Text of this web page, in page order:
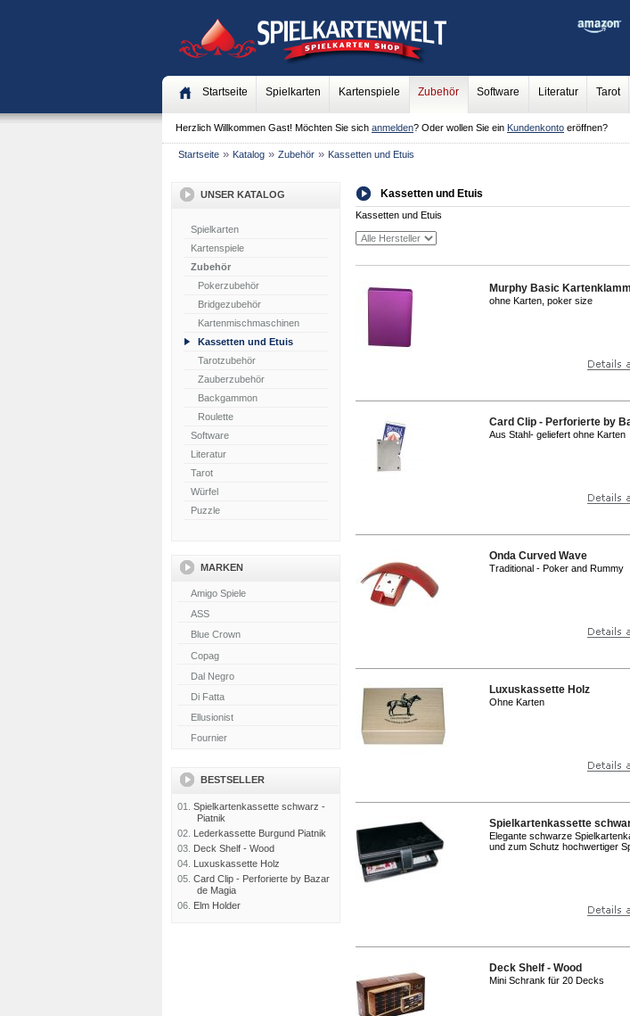
Startseite Spielkarten Kartenspiele Zubehör Software Literatur Tarot
Herzlich Willkommen Gast! Möchten Sie sich anmelden? Oder wollen Sie ein Kundenkonto eröffnen?
Startseite » Katalog » Zubehör » Kassetten und Etuis
UNSER KATALOG
Spielkarten
Kartenspiele
Zubehör
Pokerzubehör
Bridgezubehör
Kartenmischmaschinen
Kassetten und Etuis
Tarotzubehör
Zauberzubehör
Backgammon
Roulette
Software
Literatur
Tarot
Würfel
Puzzle
MARKEN
BESTSELLER
01. Spielkartenkassette schwarz -
Piatnik
02. Lederkassette Burgund Piatnik
03. Deck Shelf - Wood
04. Luxuskassette Holz
05. Card Clip - Perforierte by Bazar
de Magia
06. Elm Holder
Kassetten und Etuis
Kassetten und Etuis
Murphy Basic
ohne Karten, poker size
Card Clip - Perforierte by
Aus Stahl- geliefert ohne Karten
Onda Curved Wave
Traditional - Poker and Rummy
Luxuskassette Holz
Ohne Karten
Spielkartenkassette
Elegante schwarze
und zum Schutz hochwertiger
Deck Shelf - Wood
Mini Schrank für 20 Decks